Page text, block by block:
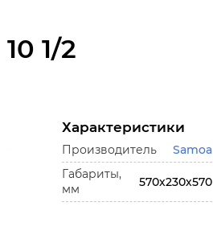
1/2
Характеристики
Производитель
Samoa
Габариты,
мм
570х230х570